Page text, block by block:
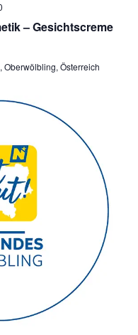
– Gesichtscreme
Oberwölbling, Österreich